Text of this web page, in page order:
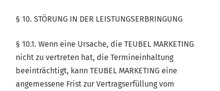
§ 10. STÖRUNG IN DER LEISTUNGSERBRINGUNG
§ 10.1. Wenn eine Ursache, die TEUBEL MARKETING
nicht zu vertreten hat, die Termineinhaltung
beeinträchtigt, kann TEUBEL MARKETING eine
angemessene Frist zur Vertragserfüllung vom